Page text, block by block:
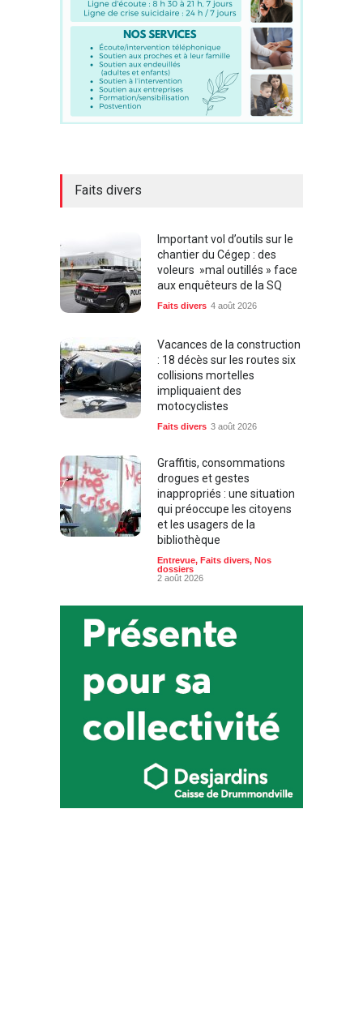
Faits divers
Important vol d’outils sur le
chantier du Cégep : des
voleurs »mal outillés » face
aux enquêteurs de la SQ
Faits divers 4 août 2026
Vacances de la construction
: 18 décès sur les routes six
collisions mortelles
impliquaient des
motocyclistes
Faits divers 3 août 2026
Graffitis, consommations
drogues et gestes
inappropriés : une situation
qui préoccupe les citoyens
et les usagers de la
bibliothèque
Entrevue, Faits divers, Nos
dossiers
2 août 2026